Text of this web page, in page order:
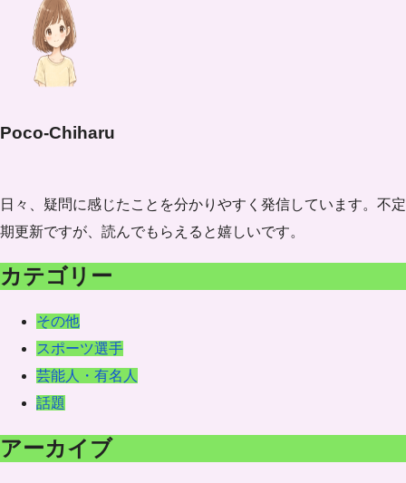
Poco-Chiharu
日々、疑問に感じたことを分かりやすく発信しています。不定
期更新ですが、読んでもらえると嬉しいです。
カテゴリー
その他
スポーツ選手
芸能人・有名人
話題
アーカイブ